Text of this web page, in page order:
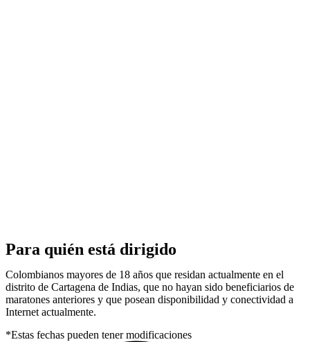
Para quién está dirigido
Colombianos mayores de 18 años que residan actualmente en el
distrito de Cartagena de Indias, que no hayan sido beneficiarios de
maratones anteriores y que posean disponibilidad y conectividad a
Internet actualmente.
*Estas fechas pueden tener modificaciones